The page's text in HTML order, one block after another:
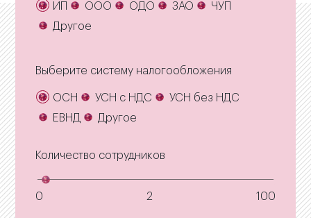
ИП ООО ОДО ЗАО
ЧУП
Другое
Выберите систему налогообложения
ОСН УСН с НДС
УСН без НДС
ЕВНД
Другое
Количество сотрудников
0 2 100